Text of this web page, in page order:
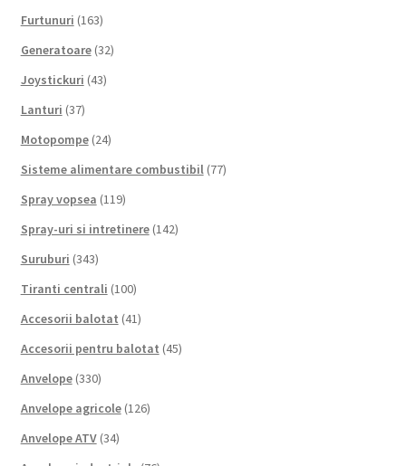
Furtunuri (163)
Generatoare (32)
Joystickuri (43)
Lanturi (37)
Motopompe (24)
Sisteme alimentare combustibil (77)
Spray vopsea (119)
Spray-uri si intretinere (142)
Suruburi (343)
Tiranti centrali (100)
Accesorii balotat (41)
Accesorii pentru balotat (45)
Anvelope (330)
Anvelope agricole (126)
Anvelope ATV (34)